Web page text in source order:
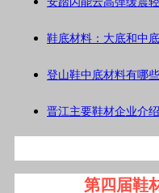
鞋底材料：大底和中
登山鞋中底材料有哪
晋江主要鞋材企业介绍
第四届鞋